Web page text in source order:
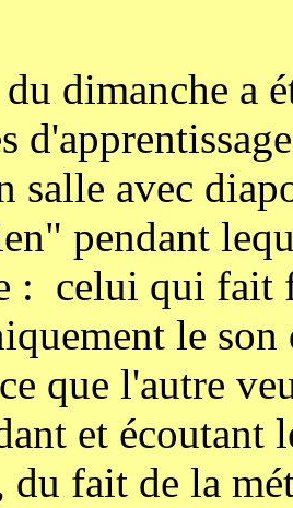
dimanche a
salle avec
pendant
: celui qui fait
le
que l'autre
et
du fait de la